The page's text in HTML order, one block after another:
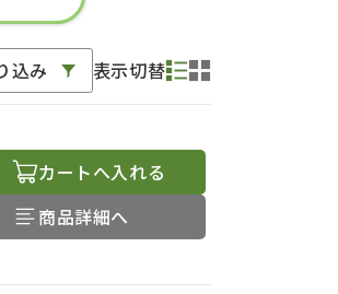
込み 表示切替
カートへ入れる
商品詳細へ